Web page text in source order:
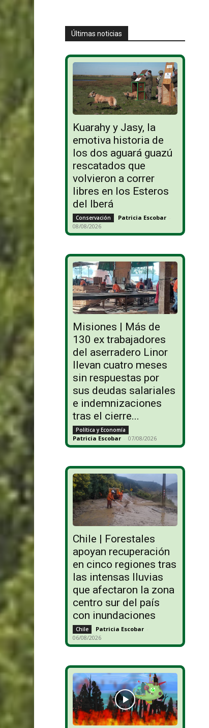
Últimas noticias
Kuarahy y Jasy, la
emotiva historia de
los dos aguará guazú
rescatados que
volvieron a correr
libres en los Esteros
del Iberá
Conservación Patricia Escobar -
08/08/2026
Misiones | Más de
130 ex trabajadores
del aserradero Linor
llevan cuatro meses
sin respuestas por
sus deudas salariales
e indemnizaciones
tras el cierre...
Política y Economía
Patricia Escobar - 07/08/2026
Chile | Forestales
apoyan recuperación
en cinco regiones tras
las intensas lluvias
que afectaron la zona
centro sur del país
con inundaciones
Chile Patricia Escobar -
06/08/2026